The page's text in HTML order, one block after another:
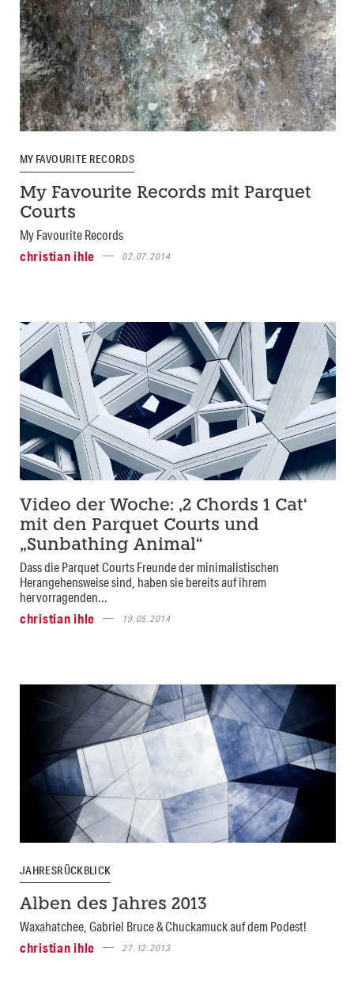
MY FAVOURITE RECORDS
My Favourite Records mit Parquet
Courts
My Favourite Records
christian ihle
02.07.2014
Video der Woche: ‚2 Chords 1 Cat‘
mit den Parquet Courts und
„Sunbathing Animal“
Dass die Parquet Courts Freunde der minimalistischen
Herangehensweise sind, haben sie bereits auf ihrem
hervorragenden...
christian ihle
19.05.2014
JAHRESRÜCKBLICK
Alben des Jahres 2013
Waxahatchee, Gabriel Bruce & Chuckamuck auf dem Podest!
christian ihle
27.12.2013